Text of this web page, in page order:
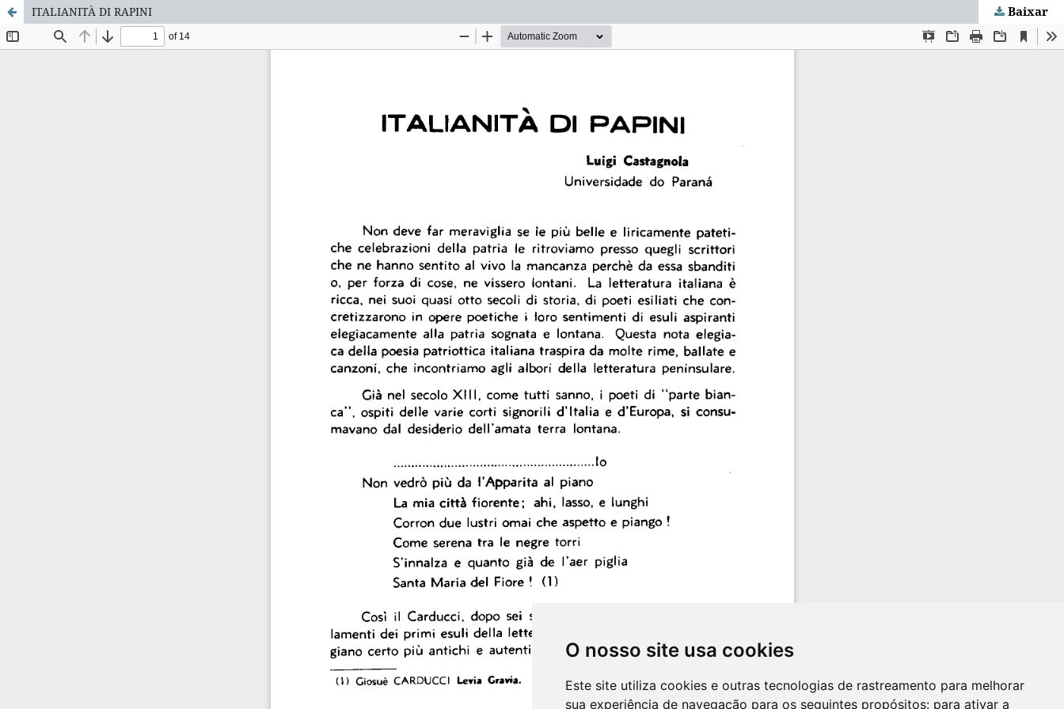
O nosso site usa cookies
Este site utiliza cookies e outras tecnologias de rastreamento para melhorar
sua experiência de navegação para os seguintes propósitos: para ativar a
ITALIANITÀ DI RAPINI Baixar